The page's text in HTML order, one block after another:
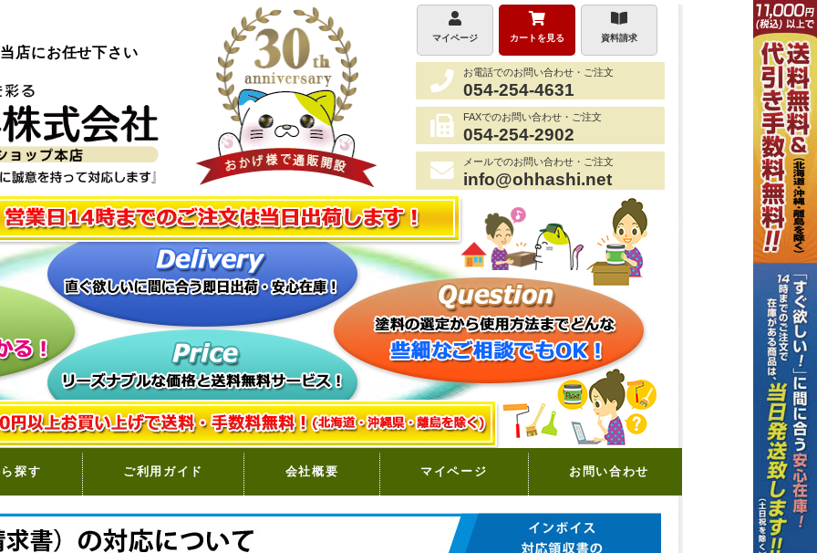
店にお任せ下さい
マイページ カートを見る 資料請求
お電話でのお問い合わせ・ご注文
054-254-4631
FAXでのお問い合わせ・ご注文
054-254-2902
メールでのお問い合わせ・ご注文
info@ohhashi.net
探す ご利用ガイド 会社概要 マイページ お問い合わせ